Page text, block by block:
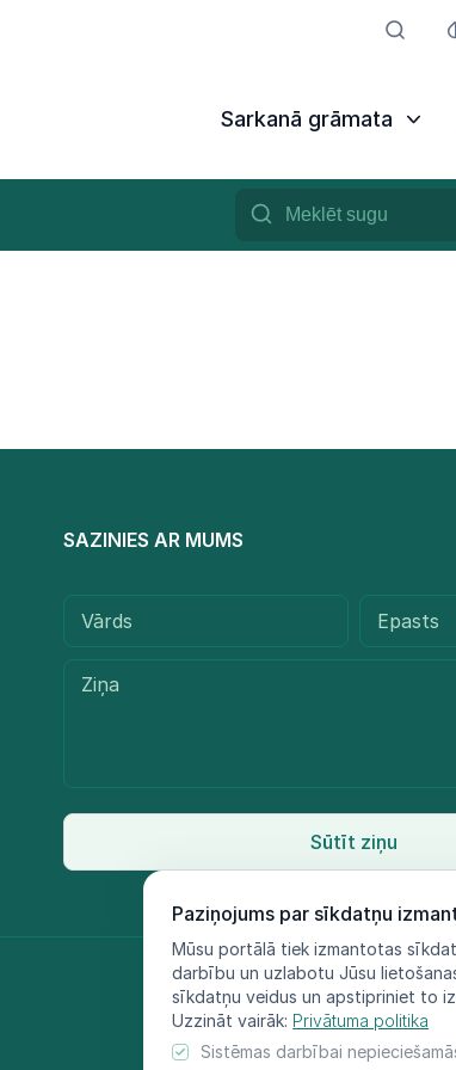
Sarkanā grāmata
Paziņojums par sīkdatņu
Mūsu portālā tiek izmantotas
darbību un uzlabotu Jūsu
sīkdatņu veidus un apstipriniet to
Uzzināt vairāk: Privātuma politika
Sistēmas darbībai
SAZINIES AR MUMS
Sūtīt ziņu